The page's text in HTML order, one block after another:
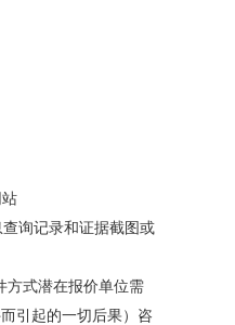
询记录和证据截图或
方式潜在报价单位需
引起的一切后果）咨